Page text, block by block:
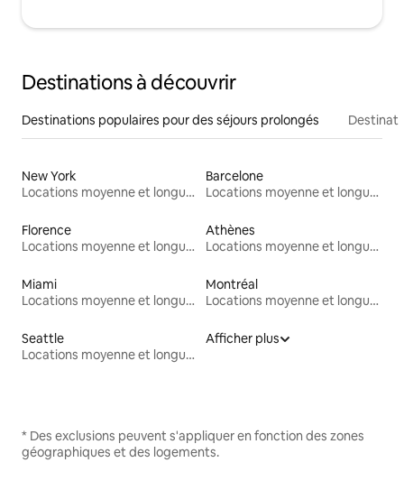
Destinations à découvrir
Destinations populaires pour des séjours prolongés
New York
Locations moyenne et longue durée
Barcelone
Locations moyenne et longue durée
Florence
Locations moyenne et longue durée
Athènes
Locations moyenne et longue durée
Miami
Locations moyenne et longue durée
Montréal
Locations moyenne et longue durée
Seattle
Locations moyenne et longue durée
Afficher plus
* Des exclusions peuvent s'appliquer en fonction des zones
géographiques et des logements.